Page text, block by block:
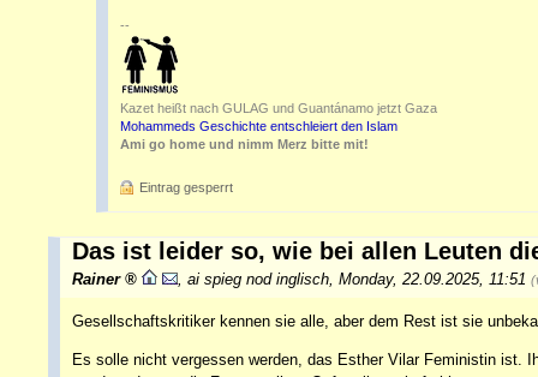
--
Kazet heißt nach GULAG und Guantánamo jetzt Gaza
Mohammeds Geschichte entschleiert den Islam
Ami go home und nimm Merz bitte mit!
Eintrag gesperrt
Das ist leider so, wie bei allen Leuten
Rainer , ai spieg nod inglisch, Monday, 22.09.2025, 11:51
Gesellschaftskritiker kennen sie alle, aber dem Rest ist sie
Es solle nicht vergessen werden, das Esther Vilar Feministin ist.